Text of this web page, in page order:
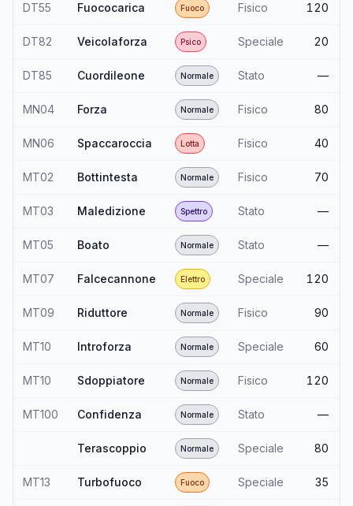
DT55 Fuococarica Fuoco Fisico 120
DT82 Veicolaforza Psico Speciale 20
DT85 Cuordileone Normale Stato —
MN04 Forza Normale Fisico 80
MN06 Spaccaroccia Lotta Fisico 40
MT02 Bottintesta Normale Fisico 70
MT03 Maledizione Spettro Stato —
MT05 Boato Normale Stato —
MT07 Falcecannone Elettro Speciale 120
MT09 Riduttore Normale Fisico 90
MT10 Introforza Normale Speciale 60
MT10 Sdoppiatore Normale Fisico 120
MT100 Confidenza Normale Stato —
Terascoppio Normale Speciale 80
MT13 Turbofuoco Fuoco Speciale 35